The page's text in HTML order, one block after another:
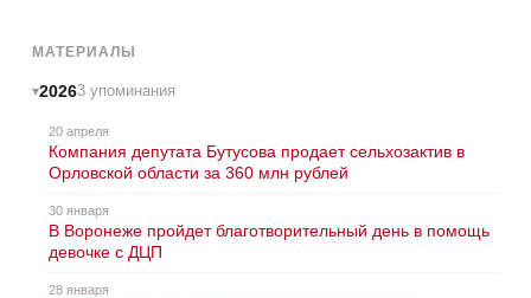
МАТЕРИАЛЫ
20263 упоминания
20 апреля
Компания депутата Бутусова продает сельхозактив в
Орловской области за 360 млн рублей
30 января
В Воронеже пройдет благотворительный день в помощь
девочке с ДЦП
28 января